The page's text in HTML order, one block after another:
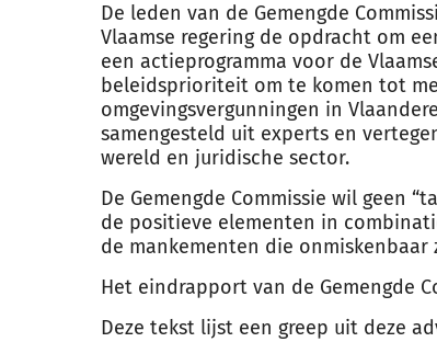
De leden van de Gemengde
Vlaamse regering de opdracht om
een actieprogramma voor de
beleidsprioriteit om te komen tot
omgevingsvergunningen in
samengesteld uit experts en
wereld en juridische sector.
De Gemengde Commissie wil geen
de positieve elementen in
de mankementen die onmiskenbaar
Het eindrapport van de Gemengde
Deze tekst lijst een greep uit deze